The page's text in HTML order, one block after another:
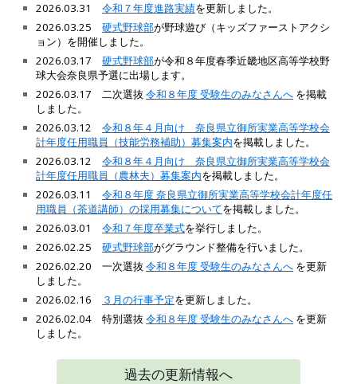
2026.03.31令和７年度進路実績を更新しました。
2026.03.25硬式野球部が野球遊び（キッズファーストアクシ
ョン）を開催しました。
2026.03.17硬式野球部が令和８年度春季近畿地区高等学校野
球大会奈良県予選に出場します。
2026.03.17 二次選抜 令和８年度 受験生のみなさんへ を掲載
しました。
2026.03.12令和８年４月向け 奈良県立御所実業高等学校会
計年度任用職員（技能労務補助）募集案内を掲載しました。
2026.03.12
令和８年４月向け 奈良県立御所実業高等学校会
計年度任用職員（農林夫）募集案内を掲載しました。
2026.03.11令和８年度 奈良県立御所実業高等学校会計年度任
用職員（茶道講師）の採用募集についてを掲載しました。
2026.03.01令和７年度卒業式を挙行しました。
2026.02.25硬式野球部がグラウンド整備を行いました。
2026.02.20 一次選抜 令和８年度 受験生のみなさんへ を更新
しました。
2026.02.16
３月の行事予定を更新しました。
2026.02.04特別選抜 令和８年度 受験生のみなさんへ を更新
しました。
過去の更新情報へ